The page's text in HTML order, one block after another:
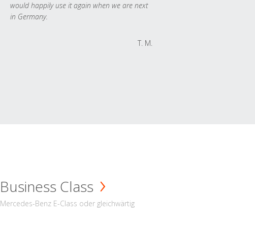
would happily use it again when we are next
in Germany.
T. M.
Business Class
Mercedes-Benz E-Class oder gleichwärtig